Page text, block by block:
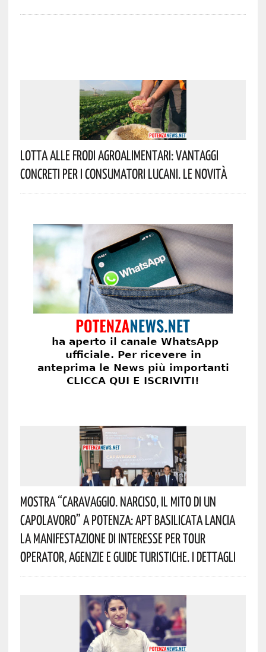
Lotta Alle Frodi Agroalimentari: Vantaggi
Concreti Per I Consumatori Lucani. Le Novità
Mostra “Caravaggio. Narciso, Il Mito Di Un
Capolavoro” A Potenza: APT Basilicata Lancia
La Manifestazione Di Interesse Per Tour
Operator, Agenzie E Guide Turistiche. I Dettagli